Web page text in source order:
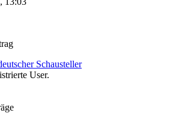
Schausteller
User.